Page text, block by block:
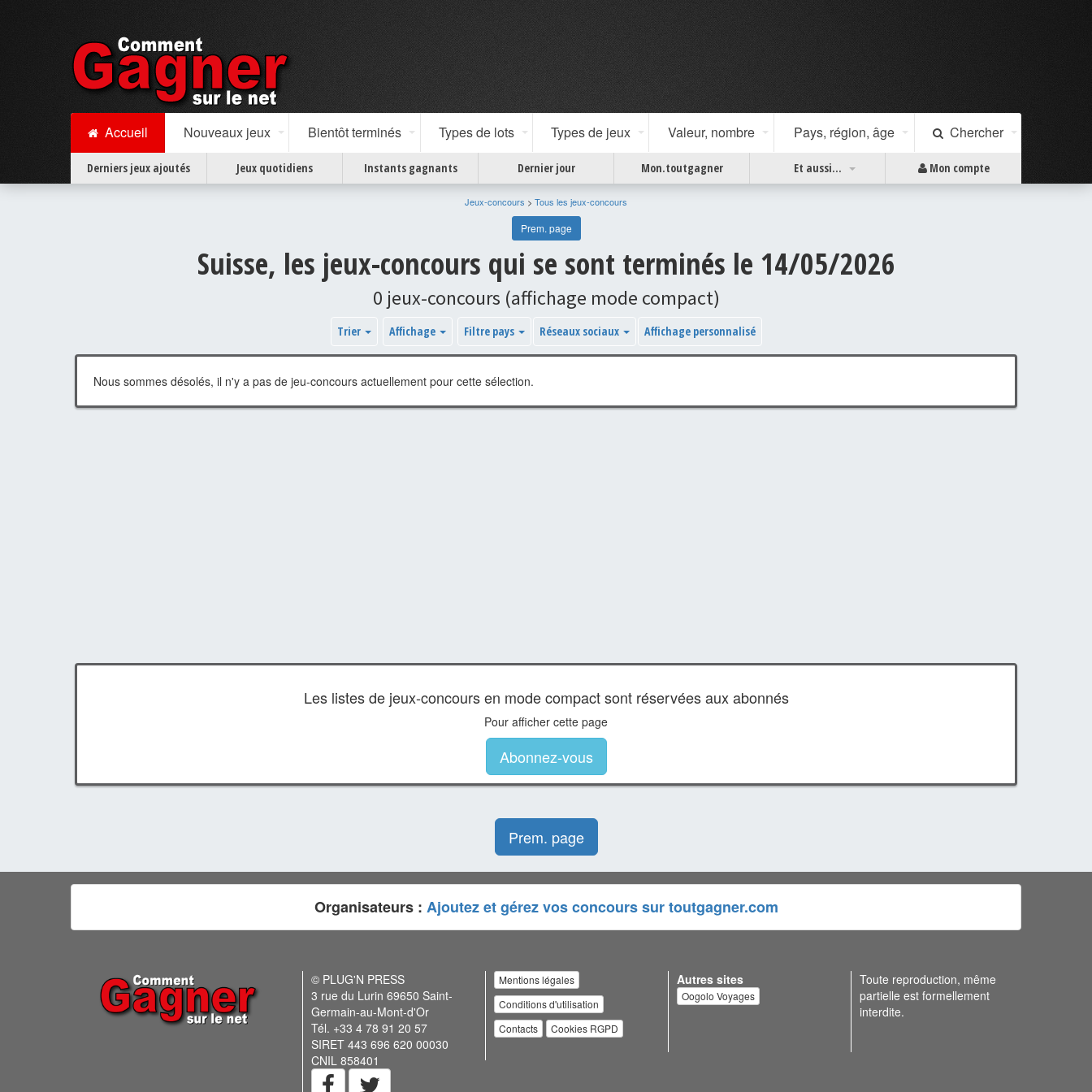
Accueil Nouveaux jeux Bientôt terminés Types de lots Types de jeux Valeur, nombre Pays, région, âge Chercher
Derniers jeux ajoutés Jeux quotidiens Instants gagnants Dernier jour Mon.toutgagner Et aussi... Mon compte
Jeux-concours > Tous les jeux-concours
Prem. page
Suisse, les jeux-concours qui se sont terminés le 14/05/2026
0 jeux-concours (affichage mode compact)
Trier Affichage Filtre pays Réseaux sociaux Affichage personnalisé
Nous sommes désolés, il n'y a pas de jeu-concours actuellement pour cette sélection.
Les listes de jeux-concours en mode compact sont réservées aux abonnés
Pour afficher cette page
Abonnez-vous
Prem. page
Organisateurs : Ajoutez et gérez vos concours sur toutgagner.com
© PLUG'N PRESS
3 rue du Lurin 69650 Saint-
Germain-au-Mont-d'Or
Tél. +33 4 78 91 20 57
SIRET 443 696 620 00030
CNIL 858401
Mentions légales
Conditions d'utilisation
Contacts
Cookies RGPD
Autres sites
Oogolo Voyages
Toute reproduction, même
partielle est formellement
interdite.